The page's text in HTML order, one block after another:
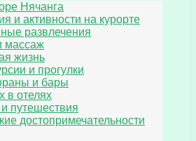
Нячанга
и активности на курорте
развлечения
массаж
жизнь
и прогулки
и бары
в отелях
путешествия
достопримечательности